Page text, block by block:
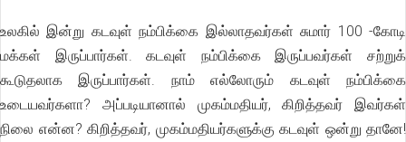
உலகில் இன்று கடவுள் நம்பிக்கை இல்லாதவர்கள் சுமார் 100 -கோடி
மக்கள் இருப்பார்கள். கடவுள் நம்பிக்கை இருப்பவர்கள் சற்றுக்
கூடுதலாக இருப்பார்கள். நாம் எல்லோரும் கடவுள் நம்பிக்கை
உடையவர்களா? அப்படியானால் முகம்மதியர், கிறித்தவர் இவர்கள்
நிலை என்ன? கிறித்தவர், முகம்மதியர்களுக்கு கடவுள் ஒன்று தானே!